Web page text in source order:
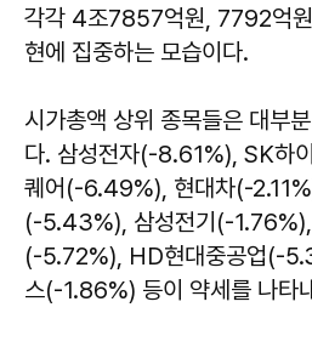
각각 4조7857억원, 7792억원
현에 집중하는 모습이다.
시가총액 상위 종목들은 대부
다. 삼성전자(-8.61%), SK하
퀘어(-6.49%), 현대차(-
(-5.43%), 삼성전기(-1.76%),
(-5.72%), HD현대중공업(-
스(-1.86%) 등이 약세를 나타